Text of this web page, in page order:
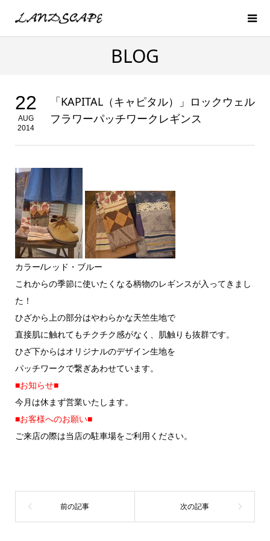
BLOG
22
AUG
2014
「KAPITAL（キャピタル）」ロックウェル
フラワーパッチワークレギンス
カラー/レッド・ブルー
これからの季節に使いたくなる柄物のレギンスが入ってきまし
た！
ひざから上の部分はやわらかな天竺生地で
直接肌に触れてもチクチク感がなく、肌触りも抜群です。
ひざ下からはオリジナルのデザイン生地を
パッチワークで繋ぎあわせています。
■お知らせ■
今月は休まず営業いたします。
■お客様へのお願い■
ご来店の際は当店の駐車場をご利用ください。